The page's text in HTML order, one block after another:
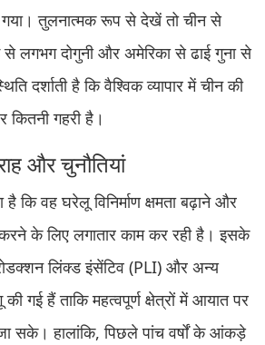
तुलनात्मक रूप से देखें तो चीन से
से लगभग दोगुनी और अमेरिका से ढाई गुना से
दर्शाती है कि वैश्विक व्यापार में चीन की
कितनी गहरी है।
और चुनौतियां
कि वह घरेलू विनिर्माण क्षमता बढ़ाने और
के लिए लगातार काम कर रही है। इसके
लिंक्ड इंसेंटिव (PLI) और अन्य
गई हैं ताकि महत्वपूर्ण क्षेत्रों में आयात पर
जा सके। हालांकि, पिछले पांच वर्षों के आंकड़े